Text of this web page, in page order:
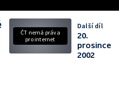
ČT nemá práva
pro internet
Další díl
20.
prosince
2002